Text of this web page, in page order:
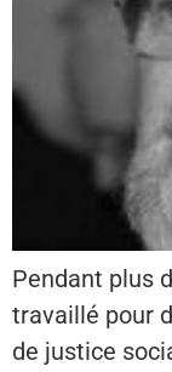
Pendant plus
travaillé pour
de justice